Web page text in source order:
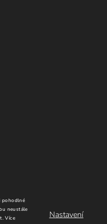
pohodlné
neustále
Více
Nastavení